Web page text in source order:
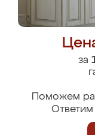
за
Поможем
Ответим